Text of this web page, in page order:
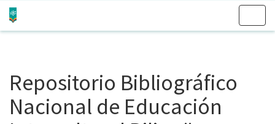
Repositorio Bibliográfico
Nacional de Educación